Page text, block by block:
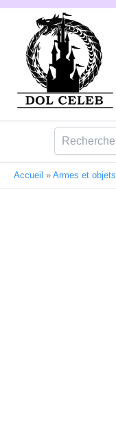
Aller
Accueil » Armes et objets